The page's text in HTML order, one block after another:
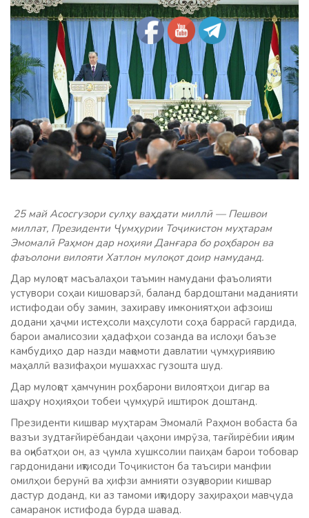
25 май Асосгузори сулҳу ваҳдати миллӣ — Пешвои
миллат, Президенти Ҷумҳурии Тоҷикистон муҳтарам
Эмомалӣ Раҳмон дар ноҳияи Данғара бо роҳбарон ва
фаъолони вилояти Хатлон мулоқот доир намуданд.
Дар мулоқот масъалаҳои таъмин намудани фаъолияти
устувори соҳаи кишоварзӣ, баланд бардоштани маданияти
истифодаи обу замин, захираву имкониятҳои афзоиш
додани ҳаҷми истеҳсоли маҳсулоти соҳа баррасӣ гардида,
барои амалисозии ҳадафҳои созанда ва ислоҳи баъзе
камбудиҳо дар назди мақомоти давлатии ҷумҳуриявию
маҳаллӣ вазифаҳои мушаххас гузошта шуд.
Дар мулоқот ҳамчунин роҳбарони вилоятҳои дигар ва
шаҳру ноҳияҳои тобеи ҷумҳурӣ иштирок доштанд.
Президенти кишвар муҳтарам Эмомалӣ Раҳмон вобаста ба
вазъи зудтағйирёбандаи ҷаҳони имрӯза, тағйирёбии иқлим
ва оқибатҳои он, аз ҷумла хушксолии паиҳам барои тобовар
гардонидани иқтисоди Тоҷикистон ба таъсири манфии
омилҳои берунӣ ва ҳифзи амнияти озуқавории кишвар
дастур доданд, ки аз тамоми иқтидору заҳираҳои мавҷуда
самаранок истифода бурда шавад.